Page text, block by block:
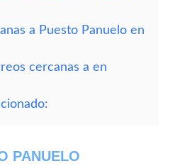
a Puesto Panuelo en
cercanas a en
PANUELO